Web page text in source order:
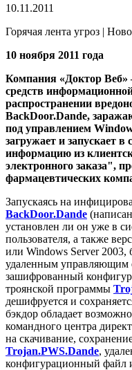
10.11.2011
Горячая лента угроз |
10 ноября 2011 года
Компания «Доктор Веб»
средств
распространении
BackDoor.Dande,
под управлением
загружает и запускает
информацию из
электронного заказа",
фармацевтических
Запускаясь на
BackDoor.Dande
установлен ли он уже в
пользователя, а также
или Windows Server 2003,
удаленным управляющим
зашифрованный
троянской программы
дешифруется и
бэкдор обладает
командного центра
на скачивание,
Trojan.PWS.Dande,
конфигурационный файл